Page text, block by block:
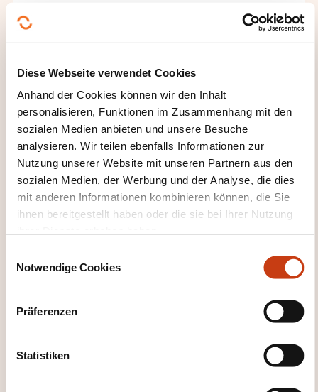
Diese Webseite verwendet Cookies
Anhand der Cookies können wir den Inhalt
personalisieren, Funktionen im Zusammenhang mit den
sozialen Medien anbieten und unsere Besuche
analysieren. Wir teilen ebenfalls Informationen zur
Nutzung unserer Website mit unseren Partnern aus den
sozialen Medien, der Werbung und der Analyse, die dies
mit anderen Informationen kombinieren können, die Sie
ihnen bereitgestellt haben oder die sie bei Ihrer Nutzung
Notwendige Cookies
Präferenzen
Statistiken
Anmeldefrist
17.08.2026
WELCHE ZUSÄTZLICHEN
INFORMATIONEN SOLLTE MAN
HABEN?
1. Code vestimentaire
adaptée aux conditions climatiques (froid ou soleil).
En cas de désistement moins de 72 heures avant le